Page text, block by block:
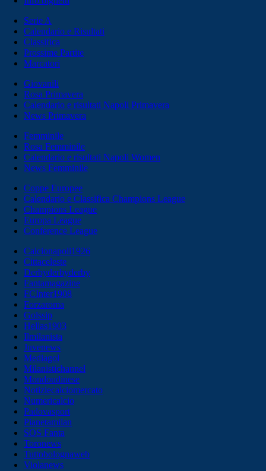
Serie A
Calendario e Risultati
Classifica
Prossime Partite
Marcatori
Giovanili
Rosa Primavera
Calendario e risultati Napoli Primavera
News Primavera
Femminile
Rosa Femminile
Calendario e risultati Napoli Women
News Femminile
Coppe Europee
Calendario e Classifica Champions League
Champions League
Europa League
Conference League
Calcionapoli1926
Cittaceleste
Derbyderbyderby
Fantamagazine
FCInter1908
Forzaroma
Golssip
Hellas1903
Ilmilanista
Juvenews
Mediagol
Milanistichannel
Mondoudinese
Notiziecalciomercato
Numericalcio
Padovasport
Pianetamilan
SOS Fanta
Toronews
Tuttobolognaweb
Violanews